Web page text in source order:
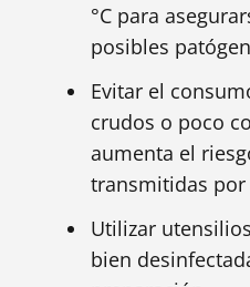
°C para
posibles
Evitar el
crudos o poco
aumenta el
transmitidas
Utilizar
bien